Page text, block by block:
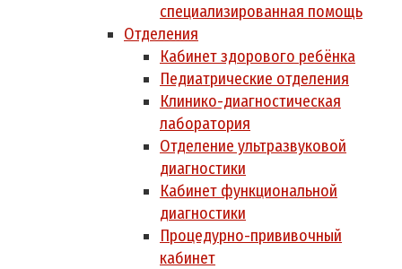
специализированная помощь
Отделения
Кабинет здорового ребёнка
Педиатрические отделения
Клинико-диагностическая
лаборатория
Отделение ультразвуковой
диагностики
Кабинет функциональной
диагностики
Процедурно-прививочный
кабинет